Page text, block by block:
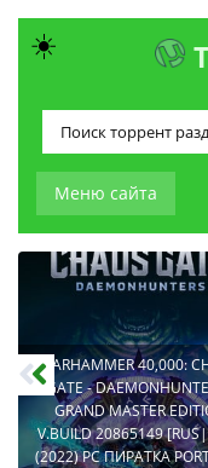
Меню сайта
WARHAMMER 40,000:
GATE -
GRAND MASTER
V.BUILD 20865149
(2022) PC ПИРАТКА
☀️